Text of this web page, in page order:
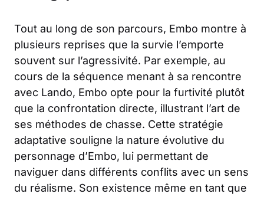
Tout au long de son parcours, Embo montre à
plusieurs reprises que la survie l’emporte
souvent sur l’agressivité. Par exemple, au
cours de la séquence menant à sa rencontre
avec Lando, Embo opte pour la furtivité plutôt
que la confrontation directe, illustrant l’art de
ses méthodes de chasse. Cette stratégie
adaptative souligne la nature évolutive du
personnage d’Embo, lui permettant de
naviguer dans différents conflits avec un sens
du réalisme. Son existence même en tant que